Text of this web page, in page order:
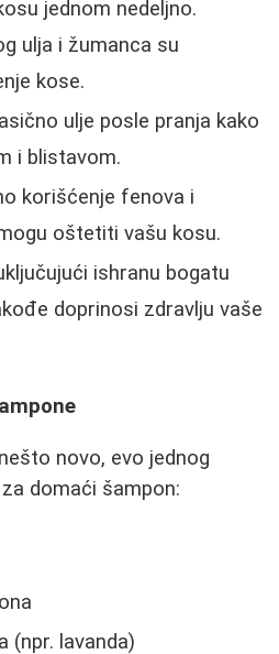
jednom nedeljno.
ulja i žumanca su
kose.
ulje posle pranja kako
i blistavom.
korišćenje fenova i
oštetiti vašu kosu.
ishranu bogatu
doprinosi zdravlju vaše
novo, evo jednog
domaći šampon:
(npr. lavanda)